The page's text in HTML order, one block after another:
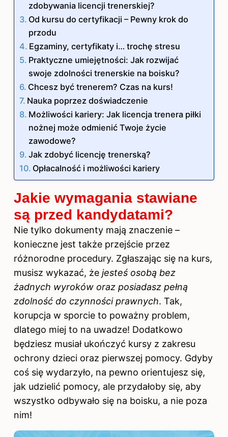
zdobywania licencji trenerskiej?
Od kursu do certyfikacji – Pewny krok do
przodu
Egzaminy, certyfikaty i… trochę stresu
Praktyczne umiejętności: Jak rozwijać
swoje zdolności trenerskie na boisku?
Chcesz być trenerem? Czas na kurs!
Nauka poprzez doświadczenie
Możliwości kariery: Jak licencja trenera piłki
nożnej może odmienić Twoje życie
zawodowe?
Jak zdobyć licencję trenerską?
Opłacalność i możliwości kariery
Jakie wymagania stawiane
są przed kandydatami?
Nie tylko dokumenty mają znaczenie –
konieczne jest także przejście przez
różnorodne procedury. Zgłaszając się na kurs,
musisz wykazać, że jesteś osobą bez
żadnych wyroków oraz posiadasz pełną
zdolność do czynności prawnych. Tak,
korupcja w sporcie to poważny problem,
dlatego miej to na uwadze! Dodatkowo
będziesz musiał ukończyć kursy z zakresu
ochrony dzieci oraz pierwszej pomocy. Gdyby
coś się wydarzyło, na pewno orientujesz się,
jak udzielić pomocy, ale przydałoby się, aby
wszystko odbywało się na boisku, a nie poza
nim!